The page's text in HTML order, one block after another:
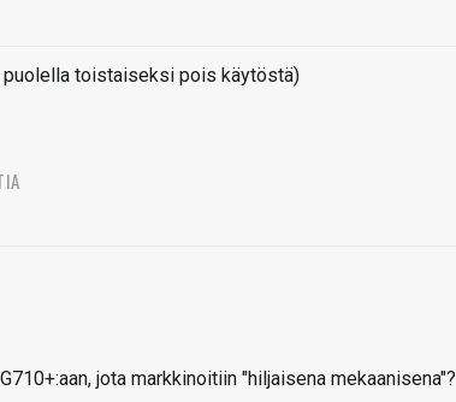
toistaiseksi pois käytöstä)
jota markkinoitiin "hiljaisena mekaanisena"?